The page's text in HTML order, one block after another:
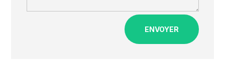
ENVOYER